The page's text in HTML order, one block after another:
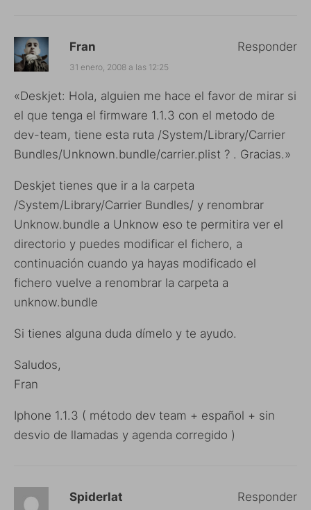
Fran
31 enero, 2008 a las 12:25
«Deskjet: Hola, alguien me hace el favor de mirar si
el que tenga el firmware 1.1.3 con el metodo de
dev-team, tiene esta ruta /System/Library/Carrier
Bundles/Unknown.bundle/carrier.plist ? . Gracias.»
Deskjet tienes que ir a la carpeta
/System/Library/Carrier Bundles/ y renombrar
Unknow.bundle a Unknow eso te permitira ver el
directorio y puedes modificar el fichero, a
continuación cuando ya hayas modificado el
fichero vuelve a renombrar la carpeta a
unknow.bundle
Si tienes alguna duda dímelo y te ayudo.
Saludos,
Fran
Iphone 1.1.3 ( método dev team + español + sin
desvio de llamadas y agenda corregido )
Responder
Spiderlat Responder